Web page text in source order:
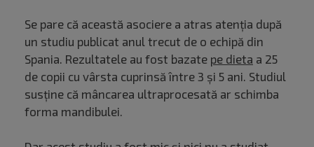
Se pare că această asociere a atras atenția după
un studiu publicat anul trecut de o echipă din
Spania. Rezultatele au fost bazate pe dieta a 25
de copii cu vârsta cuprinsă între 3 și 5 ani. Studiul
susține că mâncarea ultraprocesată ar schimba
forma mandibulei.